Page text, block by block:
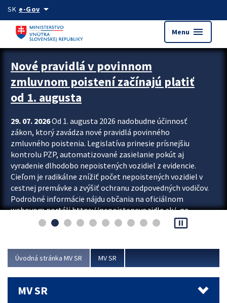
Preskocit na hlavný obsah
SK e-Govarrow_drop_down
Menu menu
Zastavit automatický posun upútavok
Nové pravidlá v povinnom
zmluvnom poistení začínajú platiť
od 1. augusta
29. 07. 2026Od 1. augusta 2026 nadobudne účinnosť
zákon, ktorý zavádza nové pravidlá povinného
zmluvného poistenia. Legislatíva prinesie prísnejšiu
kontrolu PZP, automatizované zasielanie pokút aj
vyradenie dlhodobo nepoistených vozidiel z evidencie.
Cieľom je radikálne znížiť počet nepoistených vozidiel v
cestnej premávke a zvýšiť ochranu zodpovedných vodičov.
Podrobné informácie nájdu občania na oficiálnom
webovom portáli https://nepoistenevozidlo.sk/, na
ktorom od augusta pribudne aj možnosť overiť si...
pause_presentation
Úvodná stránka MV SR MV SR
MV SR